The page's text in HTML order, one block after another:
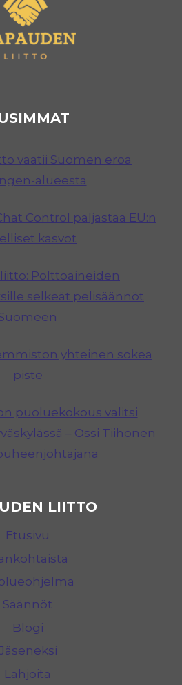
vaatii Suomen eroa
alueesta
Control paljastaa EU:n
kasvot
Polttoaineiden
selkeät pelisäännöt
yhteinen sokea
piste
puoluekokous valitsi
– Ossi Tiihonen
LIITTO
Etusivu
Säännöt
Blogi
Jäseneksi
Lahjoita